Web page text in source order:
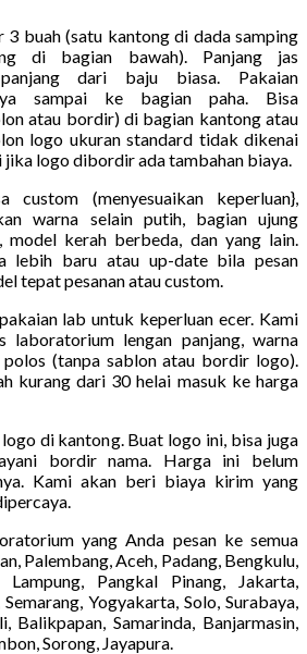
3 buah (satu kantong di dada samping
di bagian bawah). Panjang jas
dari baju biasa. Pakaian
sampai ke bagian paha. Bisa
atau bordir) di bagian kantong atau
logo ukuran standard tidak dikenai
logo dibordir ada tambahan biaya.
custom (menyesuaikan keperluan},
warna selain putih, bagian ujung
model kerah berbeda, dan yang lain.
lebih baru atau up-date bila pesan
tepat pesanan atau custom.
lab untuk keperluan ecer. Kami
laboratorium lengan panjang, warna
(tanpa sablon atau bordir logo).
kurang dari 30 helai masuk ke harga
di kantong. Buat logo ini, bisa juga
bordir nama. Harga ini belum
Kami akan beri biaya kirim yang
yang Anda pesan ke semua
Palembang, Aceh, Padang, Bengkulu,
Pangkal Pinang, Jakarta,
Yogyakarta, Solo, Surabaya,
Balikpapan, Samarinda, Banjarmasin,
Sorong, Jayapura.